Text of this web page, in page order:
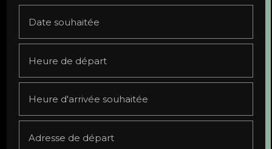
Date souhaitée
Heure de départ
Heure d'arrivée souhaitée
Adresse de départ